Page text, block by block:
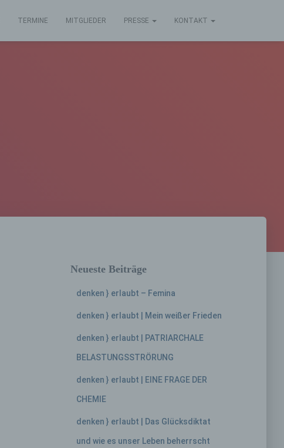
TERMINE MITGLIEDER PRESSE KONTAKT
Neueste Beiträge
denken } erlaubt – Femina
denken } erlaubt | Mein weißer Frieden
denken } erlaubt | PATRIARCHALE
BELASTUNGSSTRÖRUNG
denken } erlaubt | EINE FRAGE DER
CHEMIE
denken } erlaubt | Das Glücksdiktat
und wie es unser Leben beherrscht